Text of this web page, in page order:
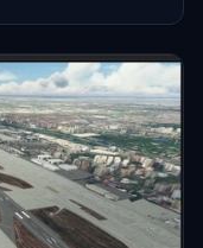
12月6日，成都天府国
[46] 。